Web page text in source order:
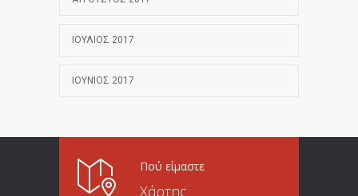
ΙΟΎΛΙΟΣ 2017
ΙΟΎΝΙΟΣ 2017
Πού είμαστε
Χάρτης